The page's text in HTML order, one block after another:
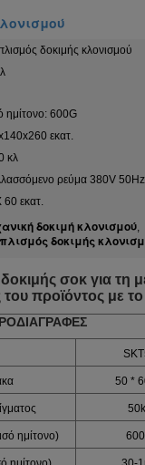
δοκιμής κλονισμού
ημίτονο: 600G
εκατ.
κλ
ρεύμα 380V
60 εκατ.
δοκιμή κλονισμού,
δοκιμής
σοκ για τη
του προϊόντος με
50 *
ημίτονο)